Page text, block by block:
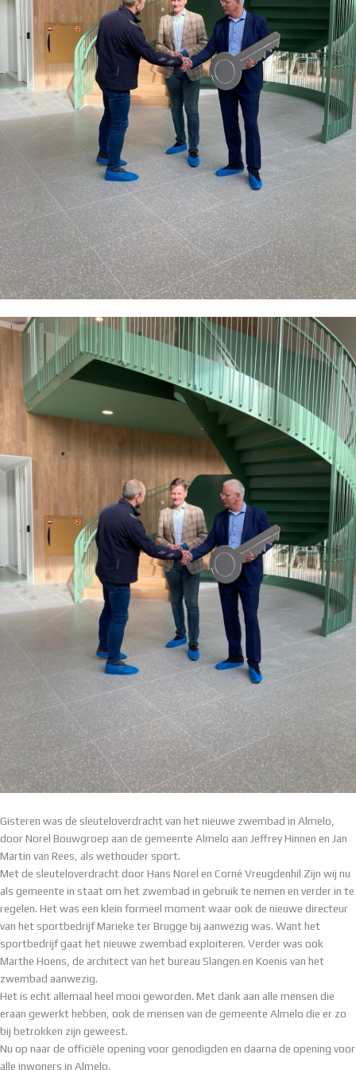
Gisteren was de sleuteloverdracht van het nieuwe zwembad in Almelo,
door Norel Bouwgroep aan de gemeente Almelo aan Jeffrey Hinnen en Jan
Martin van Rees, als wethouder sport.
Met de sleuteloverdracht door Hans Norel en Corné Vreugdenhil Zijn wij nu
als gemeente in staat om het zwembad in gebruik te nemen en verder in te
regelen. Het was een klein formeel moment waar ook de nieuwe directeur
van het sportbedrijf Marieke ter Brugge bij aanwezig was. Want het
sportbedrijf gaat het nieuwe zwembad exploiteren. Verder was ook
Marthe Hoens, de architect van het bureau Slangen en Koenis van het
zwembad aanwezig.
Het is echt allemaal heel mooi geworden. Met dank aan alle mensen die
eraan gewerkt hebben, ook de mensen van de gemeente Almelo die er zo
bij betrokken zijn geweest.
Nu op naar de officiële opening voor genodigden en daarna de opening voor
alle inwoners in Almelo.